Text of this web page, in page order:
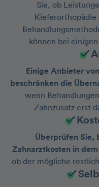
Sie, ob
Kieferorthopädie
können bei
Einige Anbieter
beschränken die
wenn
Zahnzusatz erst
Überprüfen Sie,
Zahnarztkosten in
ob der mögliche